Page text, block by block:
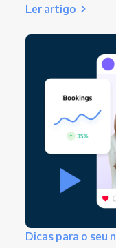
Ler artigo
Dicas para o seu